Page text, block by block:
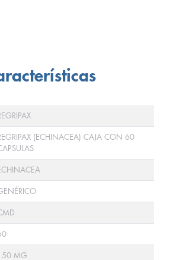
(ECHINACEA) CAJA CON 60
MG